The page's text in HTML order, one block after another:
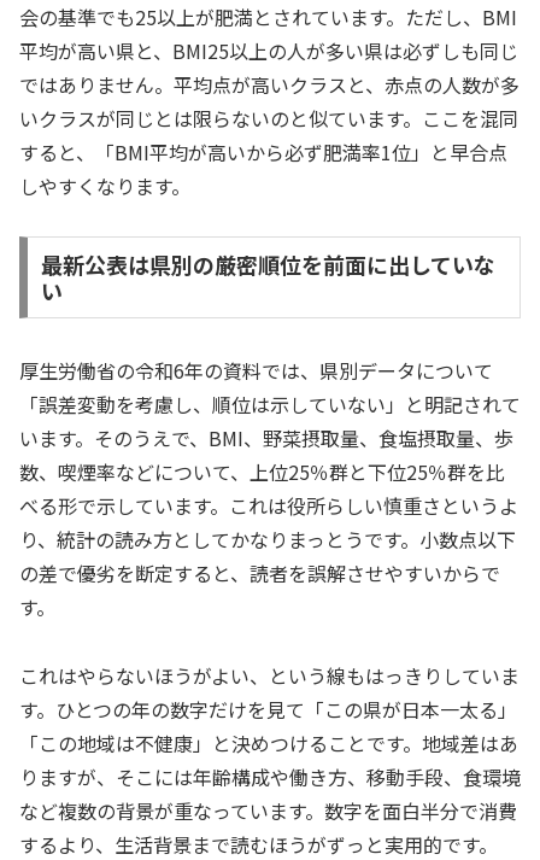
会の基準でも25以上が肥満とされています。ただし、BMI
平均が高い県と、BMI25以上の人が多い県は必ずしも同じ
ではありません。平均点が高いクラスと、赤点の人数が多
いクラスが同じとは限らないのと似ています。ここを混同
すると、「BMI平均が高いから必ず肥満率1位」と早合点
しやすくなります。
最新公表は県別の厳密順位を前面に出していな
い
厚生労働省の令和6年の資料では、県別データについて
「誤差変動を考慮し、順位は示していない」と明記されて
います。そのうえで、BMI、野菜摂取量、食塩摂取量、歩
数、喫煙率などについて、上位25％群と下位25％群を比
べる形で示しています。これは役所らしい慎重さというよ
り、統計の読み方としてかなりまっとうです。小数点以下
の差で優劣を断定すると、読者を誤解させやすいからで
す。
これはやらないほうがよい、という線もはっきりしていま
す。ひとつの年の数字だけを見て「この県が日本一太る」
「この地域は不健康」と決めつけることです。地域差はあ
りますが、そこには年齢構成や働き方、移動手段、食環境
など複数の背景が重なっています。数字を面白半分で消費
するより、生活背景まで読むほうがずっと実用的です。